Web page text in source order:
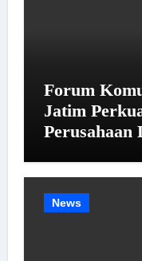
Forum
Jatim
Perusahaan
News